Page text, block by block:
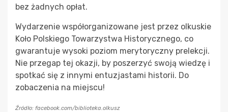
bez żadnych opłat.
Wydarzenie współorganizowane jest przez olkuskie
Koło Polskiego Towarzystwa Historycznego, co
gwarantuje wysoki poziom merytoryczny prelekcji.
Nie przegap tej okazji, by poszerzyć swoją wiedzę i
spotkać się z innymi entuzjastami historii. Do
zobaczenia na miejscu!
Źródło: facebook.com/biblioteka.olkusz